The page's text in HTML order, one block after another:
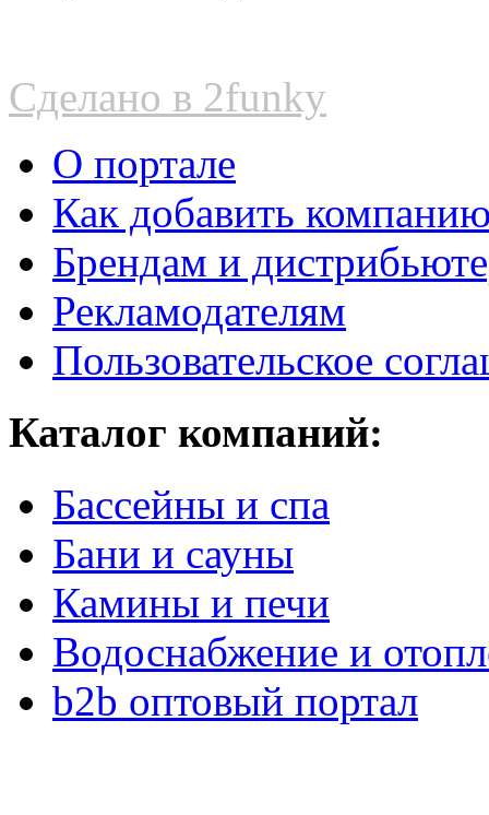
Сделано в 2funky
О портале
Как добавить
Брендам и
Рекламодателям
Пользовательское
Каталог компаний:
Бассейны и спа
Бани и сауны
Камины и печи
Водоснабжение и
b2b оптовый портал